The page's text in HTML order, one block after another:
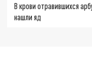
В крови отравившихся
нашли яд